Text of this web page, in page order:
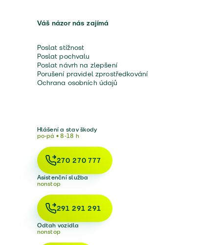
Váš názor nás zajímá
Poslat stížnost
Poslat pochvalu
Poslat návrh na zlepšení
Porušení pravidel zprostředkování
Ochrana osobních údajů
Hlášení a stav škody
po-pá • 8-18 h
270 270 777
Asistenční služba
nonstop
291 291 291
Odtah vozidla
nonstop